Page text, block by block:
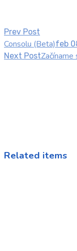
Prev Post
Consolu (Beta)feb
Next PostZačíname
Related items